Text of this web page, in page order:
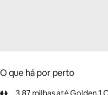
O que há por perto